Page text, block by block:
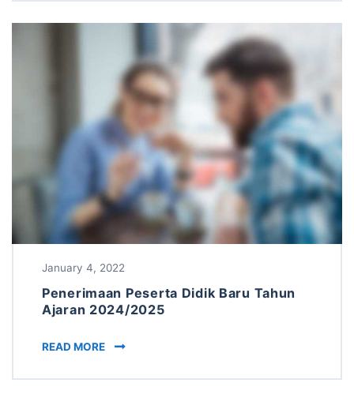
January 4, 2022
Penerimaan Peserta Didik Baru Tahun
Ajaran 2024/2025
READ MORE PENERIMAAN PESERTA DIDIK BARU TAHUN